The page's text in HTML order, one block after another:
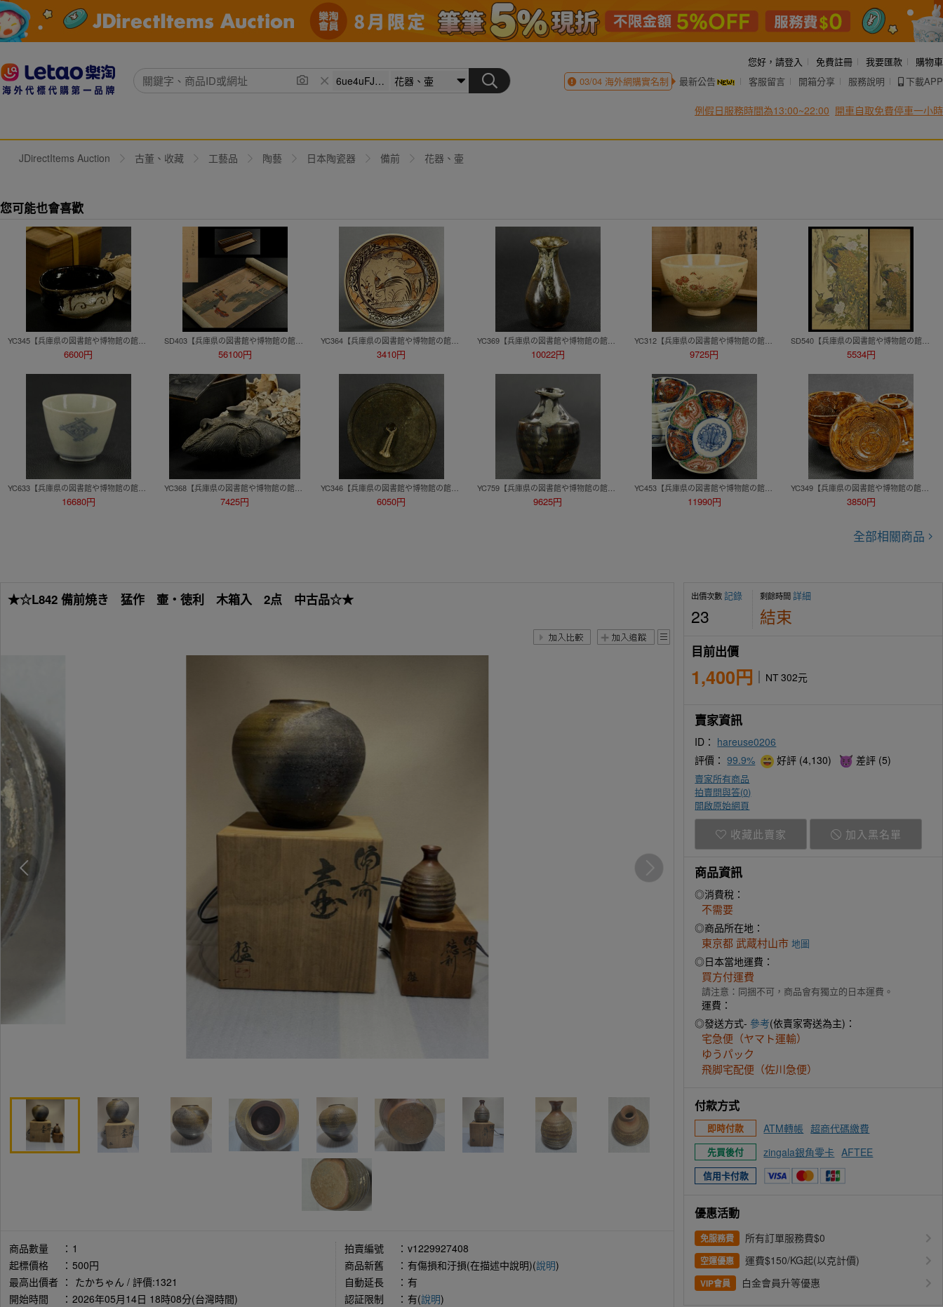
您好， 請登入 免費註冊 我要匯款
購物車
03/04海外網購實名制 最新公告 客服留言 開箱分享 服務說明 下載APP
例假日服務時間為13:00~22:00 開車自取免費停車一小時
JDirectItems Auction 古董、收藏 工藝品 陶藝 日本陶瓷器 備前 花器、壷
您可能也會喜歡
6600円 56100円 3410円 10022円
YC312【兵庫県の図書館や博物館の館長を歴任された歴史研究家遺族委託品】裏千家御箱書江戸時代茶道具野々村仁清京焼草花絵古清水茶碗
9725円
SD540【兵庫県の図書館や博物館の館長を歴任された歴史研究家遺族委託品】掛軸 岡田鶴川 極彩細密花鳥孔雀画 日本画 優品
5534円
16680円 7425円 6050円 9625円
YC453【兵庫県の図書館や博物館の館長を歴任された歴史研究家遺族委託品】九谷焼（大聖寺伊万里）金襴手鉢小鉢小皿 江戸時代 優品
11990円
YC349【兵庫県の図書館や博物館の館長を歴任された歴史研究家遺族委託品】江戸時代 古瀬戸系の型押し小鉢 優品和食器
3850円
全部相關商品
★☆L842 備前焼き 猛作 壷・徳利 木箱入 2点 中古品☆★
商品數量 ： 1
起標價格
： 500円
最高出價者 ： たかちゃん / 評價:1321
開始時間
： 2026年05月14日 18時08分(台灣時間)
拍賣編號 ： v1229927408
商品新舊
： 有傷損和汙損(在描述中說明)(說明)
自動延長
： 有
認証限制
： 有(說明)
出價次數記錄
23
剩餘時間詳細
結束
目前出價
1,400円 NT 302元
賣家資訊
ID： hareuse0206
評價：99.9% 好評 (4,130) 差評 (5)
賣家所有商品
拍賣問與答(0)
開啟原始網頁
收藏此賣家 加入黑名單
商品資訊
◎消費稅：
不需要
◎商品所在地：
東京都 武蔵村山市 地圖
◎日本當地運費：
買方付運費
請注意：同捆不可，商品會有獨立的日本運費。
運費：
◎發送方式- 參考(依賣家寄送為主)：
宅急便（ヤマト運輸）
ゆうパック
飛脚宅配便（佐川急便）
付款方式
即時付款 ATM轉帳 超商代碼繳費
先買後付 zingala銀角零卡 AFTEE
信用卡付款
優惠活動
免服務費 所有訂單服務費$0
空運優惠 運費$150/KG起(以克計價)
VIP會員 白金會員升等優惠